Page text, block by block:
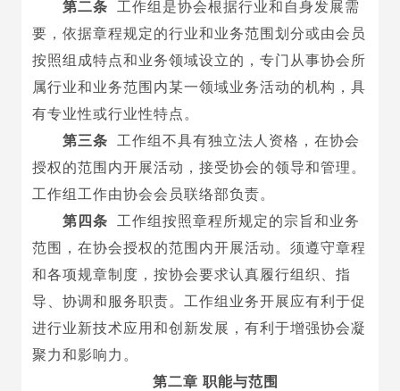
第二条
工作组是协会根据行业和自身发展需
要，依据章程规定的行业和业务范围划分或由会员
按照组成特点和业务领域设立的，专门从事协会所
属行业和业务范围内某一领域业务活动的机构，具
有专业性或行业性特点。
第三条
工作组不具有独立法人资格， 在协会
授权的范围内开展活动， 接受协会的领导和管理。
工作组工作由协会会员联络部负责。
第四条
工作组按照章程所规定的宗旨和业务
范围，在协会授权的范围内开展活动。须遵守章程
和各项规章制度，按协会要求认真履行组织、指
导、协调和服务职责。工作组业务开展应有利于促
进行业新技术应用和创新发展，有利于增强协会凝
聚力和影响力 。
第二章 职能与范围